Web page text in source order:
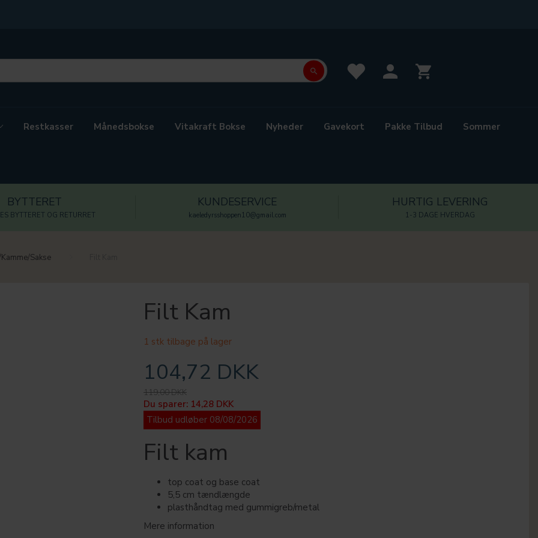
Restkasser Månedsbokse Vitakraft Bokse Nyheder Gavekort Pakke Tilbud Sommer
BYTTERET
BYTTERET OG RETURRET
KUNDESERVICE
kaeledyrsshoppen10@gmail.com
HURTIG LEVERING
1-3 DAGE HVERDAG
Sakse
Filt Kam
1 stk tilbage på lager
104,72 DKK
119,00 DKK
Du sparer: 14,28 DKK
Tilbud udløber 08/08/2026
Filt kam
top coat og base coat
5,5 cm tændlængde
plasthåndtag med gummigreb/metal
Mere information